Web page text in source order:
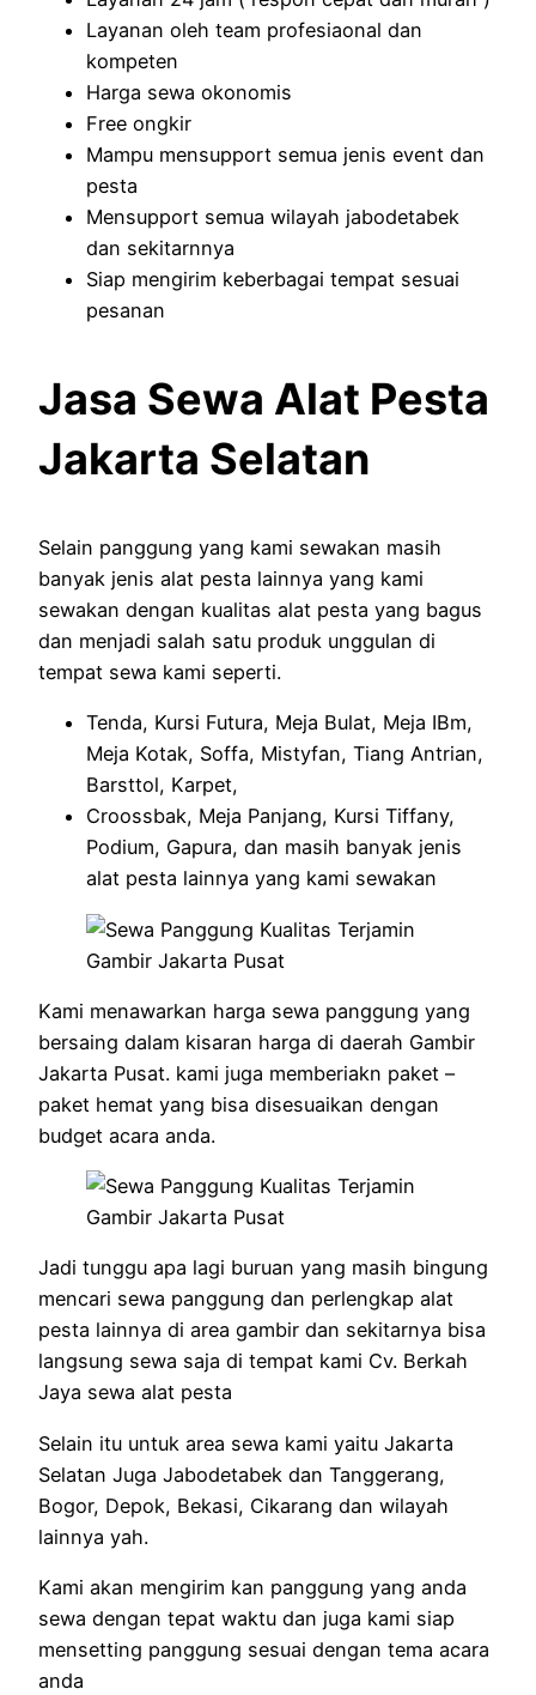
Layanan oleh team profesiaonal dan
kompeten
Harga sewa okonomis
Free ongkir
Mampu mensupport semua jenis event dan
pesta
Mensupport semua wilayah jabodetabek
dan sekitarnnya
Siap mengirim keberbagai tempat sesuai
pesanan
Jasa Sewa Alat Pesta
Jakarta Selatan
Selain panggung yang kami sewakan masih
banyak jenis alat pesta lainnya yang kami
sewakan dengan kualitas alat pesta yang bagus
dan menjadi salah satu produk unggulan di
tempat sewa kami seperti.
Tenda, Kursi Futura, Meja Bulat, Meja IBm,
Meja Kotak, Soffa, Mistyfan, Tiang Antrian,
Barsttol, Karpet,
Croossbak, Meja Panjang, Kursi Tiffany,
Podium, Gapura, dan masih banyak jenis
alat pesta lainnya yang kami sewakan
Kami menawarkan harga sewa panggung yang
bersaing dalam kisaran harga di daerah Gambir
Jakarta Pusat. kami juga memberiakn paket –
paket hemat yang bisa disesuaikan dengan
budget acara anda.
Jadi tunggu apa lagi buruan yang masih bingung
mencari sewa panggung dan perlengkap alat
pesta lainnya di area gambir dan sekitarnya bisa
langsung sewa saja di tempat kami Cv. Berkah
Jaya sewa alat pesta
Selain itu untuk area sewa kami yaitu Jakarta
Selatan Juga Jabodetabek dan Tanggerang,
Bogor, Depok, Bekasi, Cikarang dan wilayah
lainnya yah.
Kami akan mengirim kan panggung yang anda
sewa dengan tepat waktu dan juga kami siap
mensetting panggung sesuai dengan tema acara
anda